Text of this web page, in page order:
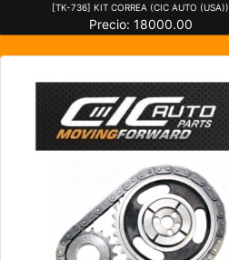
[TK-736] KIT CORREA (CIC AUTO (USA))
Precio: 18000.00